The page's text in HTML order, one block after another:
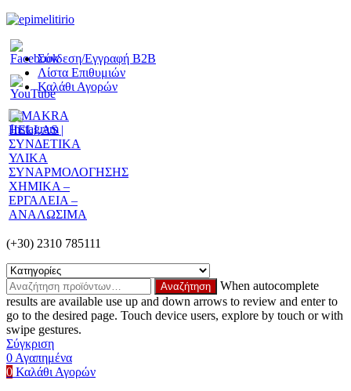
Σύνδεση/Εγγραφή Β2Β
Λίστα Επιθυμιών
Καλάθι Αγορών
(+30) 2310 785111
When autocomplete
results are available use up and down arrows to review and enter to
go to the desired page. Touch device users, explore by touch or with
swipe gestures.
Σύγκριση
0 Αγαπημένα
0 Καλάθι Αγορών